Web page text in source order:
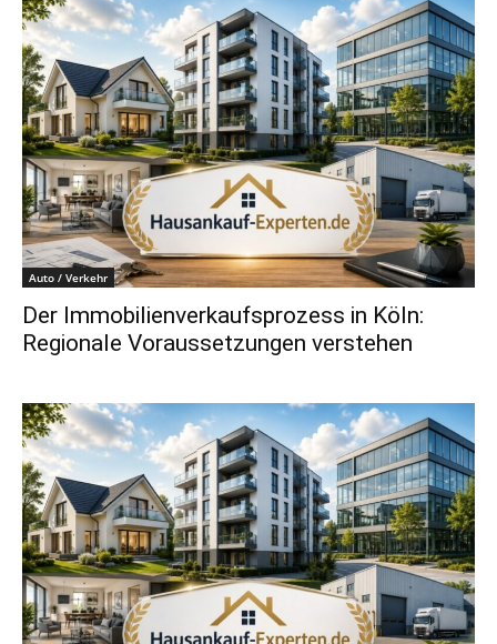
Auto / Verkehr
Der Immobilienverkaufsprozess in Köln:
Regionale Voraussetzungen verstehen